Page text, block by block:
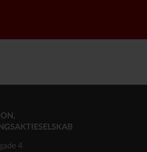
4